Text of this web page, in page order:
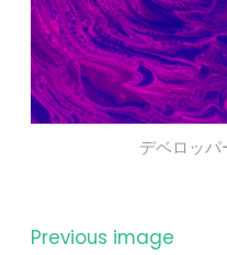
デベロッ
Previous image